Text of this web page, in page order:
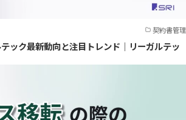
契約書管理
ック最新動向と注目トレンド｜リーガルテッ